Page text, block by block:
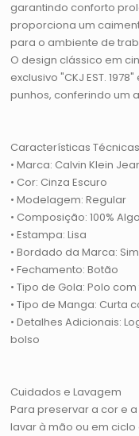
garantindo conforto
proporciona um
para o ambiente de
O design clássico em
exclusivo "CKJ EST.
punhos, conferindo um
Características Técnicas
• Marca: Calvin Klein
• Cor: Cinza Escuro
• Modelagem: Regular
• Composição: 100%
• Estampa: Lisa
• Bordado da Marca:
• Fechamento: Botão
• Tipo de Gola: Polo
• Tipo de Manga: Curta
• Detalhes Adicionais:
bolso
Cuidados e Lavagem
Para preservar a cor e
lavar à mão ou em